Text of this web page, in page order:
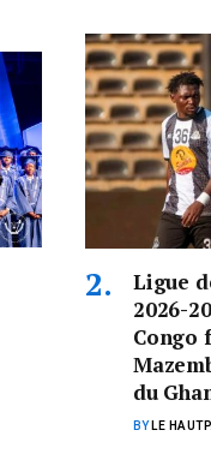
Ligue
2026-
Congo
du
BY LE